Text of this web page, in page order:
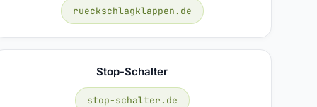
rueckschlagklappen.de
Stop-Schalter
stop-schalter.de